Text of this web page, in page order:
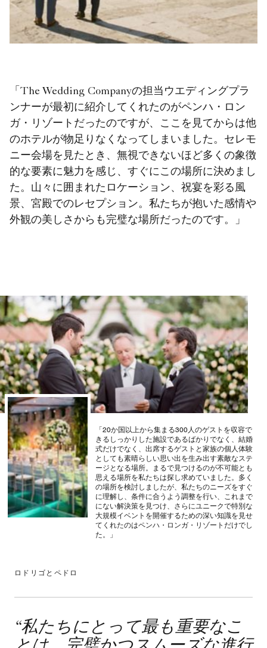
「The Wedding Companyの担当ウエディングプラ
ンナーが最初に紹介してくれたのがペンハ・ロン
ガ・リゾートだったのですが、ここを見てからは他
のホテルが物足りなくなってしまいました。セレモ
ニー会場を見たとき、無視できないほど多くの象徴
的な要素に魅力を感じ、すぐにこの場所に決めまし
た。山々に囲まれたロケーション、祝宴を彩る風
景、宮殿でのレセプション。私たちが抱いた感情や
外観の美しさからも完璧な場所だったのです。」
「20か国以上から集まる300人のゲストを収容で
きるしっかりした施設であるばかりでなく、結婚
式だけでなく、出席するゲストと家族の個人体験
としても素晴らしい思い出を生み出す素敵なステ
ージとなる場所。まるで見つけるのが不可能とも
思える場所を私たちは探し求めていました。多く
の場所を検討しましたが、私たちのニーズをすぐ
に理解し、条件に合うよう調整を行い、これまで
にない解決策を見つけ、さらにユニークで特別な
大規模イベントを開催するための深い知識を見せ
てくれたのはペンハ・ロンガ・リゾートだけでし
た。」
ロドリゴとペドロ
“私たちにとって最も重要なこ